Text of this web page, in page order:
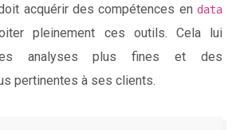
acquérir des compétences en data
pleinement ces outils. Cela lui
analyses plus fines et des
pertinentes à ses clients.